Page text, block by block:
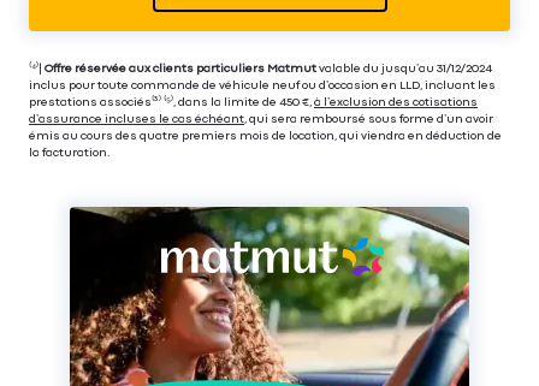
⁽⁴⁾| Offre réservée aux clients particuliers Matmut valable du jusqu’au 31/12/2024
inclus pour toute commande de véhicule neuf ou d’occasion en LLD, incluant les
prestations associés⁽³⁾ ⁽⁵⁾, dans la limite de 450 €, à l’exclusion des cotisations
d’assurance incluses le cas échéant, qui sera remboursé sous forme d’un avoir
émis au cours des quatre premiers mois de location, qui viendra en déduction de
la facturation.